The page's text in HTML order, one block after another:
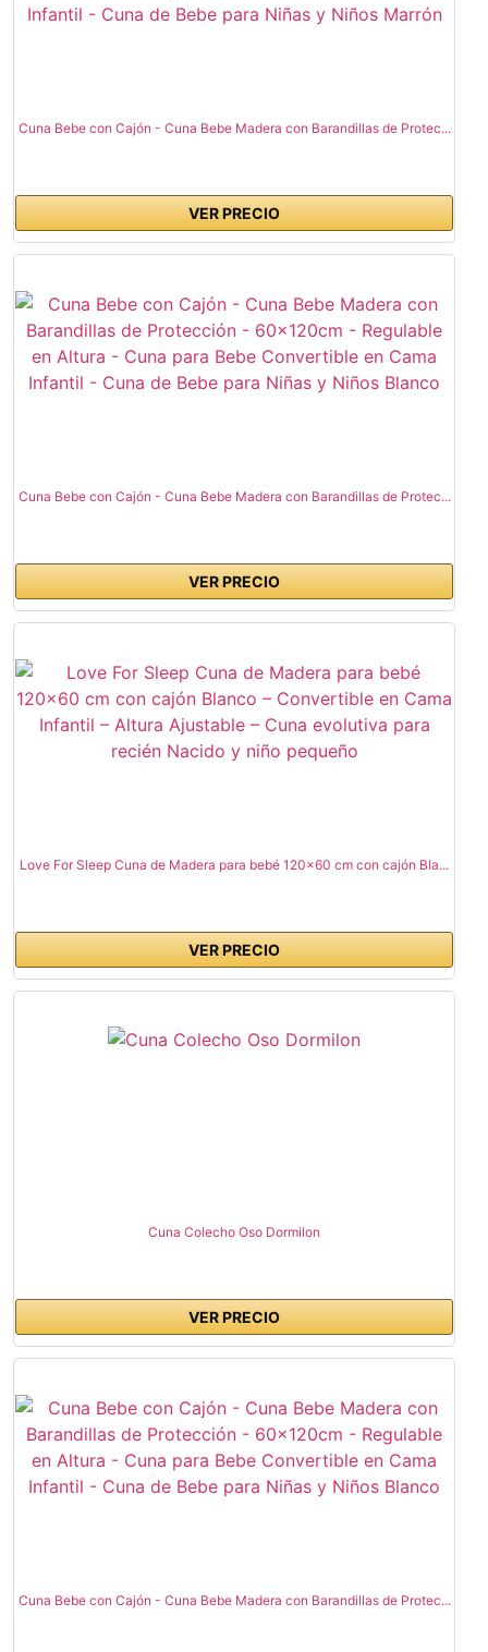
Cuna Bebe con Cajón - Cuna Bebe Madera con Barandillas de Protec...
VER PRECIO
Cuna Bebe con Cajón - Cuna Bebe Madera con Barandillas de Protec...
VER PRECIO
Love For Sleep Cuna de Madera para bebé 120x60 cm con cajón Bla...
VER PRECIO
Cuna Colecho Oso Dormilon
VER PRECIO
Cuna Bebe con Cajón - Cuna Bebe Madera con Barandillas de Protec...